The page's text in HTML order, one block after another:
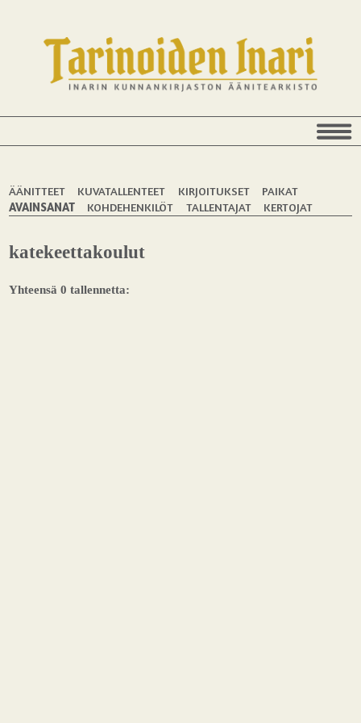
ÄÄNITTEET KUVATALLENTEET KIRJOITUKSET
PAIKAT
AVAINSANAT
KOHDEHENKILÖT TALLENTAJAT KERTOJAT
katekeettakoulut
Yhteensä 0 tallennetta: